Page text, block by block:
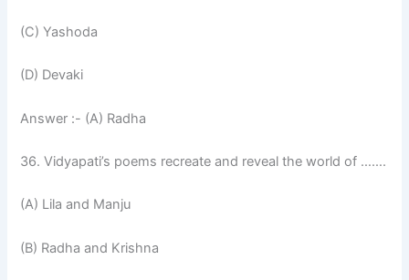
(C) Yashoda
(D) Devaki
Answer :- (A) Radha
36. Vidyapati’s poems recreate and reveal the world of …….
(A) Lila and Manju
(B) Radha and Krishna